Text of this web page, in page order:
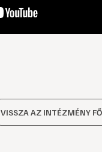
VISSZA AZ INTÉZMÉNY